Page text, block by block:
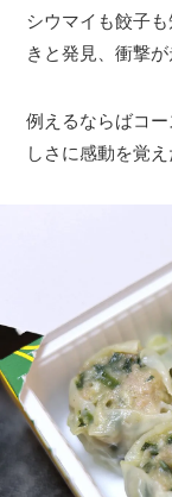
シウマイも餃子
きと発見、衝撃
例えるならばコ
しさに感動を覚